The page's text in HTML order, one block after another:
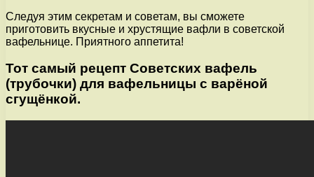
Следуя этим секретам и советам, вы сможете
приготовить вкусные и хрустящие вафли в советской
вафельнице. Приятного аппетита!
Тот самый рецепт Советских вафель
(трубочки) для вафельницы с варёной
сгущёнкой.